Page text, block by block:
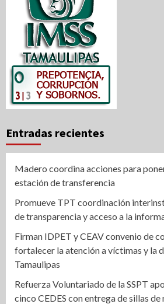
Entradas recientes
Madero coordina acciones para
estación de transferencia
Promueve TPT coordinación
de transparencia y acceso a la
Firman IDPET y CEAV convenio de
fortalecer la atención a víctimas y la
Tamaulipas
Refuerza Voluntariado de la SSPT
cinco CEDES con entrega de sillas de